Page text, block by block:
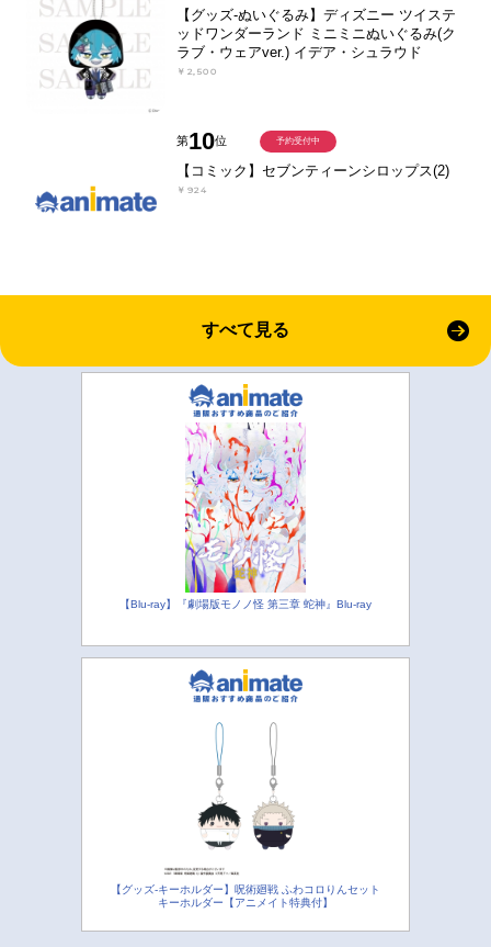
【グッズ-ぬいぐるみ】ディズニー ツイステ
ッドワンダーランド ミニミニぬいぐるみ(ク
ラブ・ウェアver.) イデア・シュラウド
￥2,500
第10位
【コミック】セブンティーンシロップス(2)
￥924
予約受付中
すべて見る
【Blu-ray】『劇場版モノノ怪 第三章 蛇神』Blu-ray
【グッズ-キーホルダー】呪術廻戦 ふわコロりんセット
キーホルダー【アニメイト特典付】